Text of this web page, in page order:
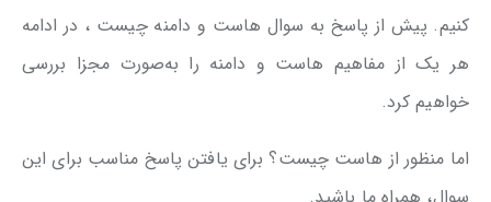
کنیم. پیش از پاسخ به سوال هاست و دامنه چیست ، در ادامه
هر یک از مفاهیم هاست و دامنه را به‌صورت مجزا بررسی
خواهیم کرد.
اما منظور از هاست چیست؟ برای یافتن پاسخ مناسب برای این